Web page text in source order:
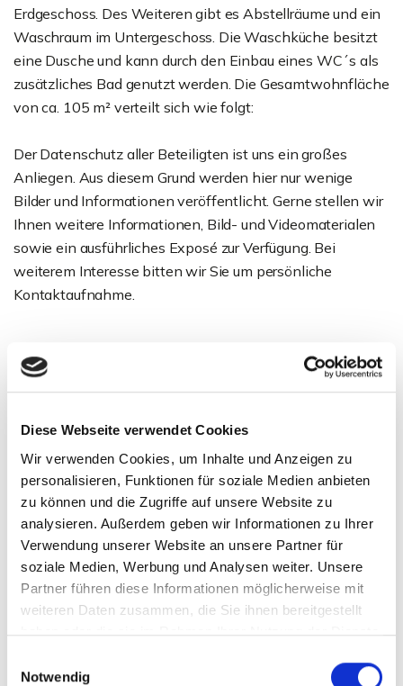
Diese Webseite verwendet Cookies
Wir verwenden Cookies, um Inhalte und Anzeigen zu
personalisieren, Funktionen für soziale Medien anbieten
zu können und die Zugriffe auf unsere Website zu
analysieren. Außerdem geben wir Informationen zu Ihrer
Verwendung unserer Website an unsere Partner für
soziale Medien, Werbung und Analysen weiter. Unsere
Partner führen diese Informationen möglicherweise mit
weiteren Daten zusammen, die Sie ihnen bereitgestellt
haben oder die sie im Rahmen Ihrer Nutzung der Dienste
Notwendig
Erdgeschoss. Des Weiteren gibt es Abstellräume und ein
Waschraum im Untergeschoss. Die Waschküche besitzt
eine Dusche und kann durch den Einbau eines WC´s als
zusätzliches Bad genutzt werden. Die Gesamtwohnfläche
von ca. 105 m² verteilt sich wie folgt:
Der Datenschutz aller Beteiligten ist uns ein großes
Anliegen. Aus diesem Grund werden hier nur wenige
Bilder und Informationen veröffentlicht. Gerne stellen wir
Ihnen weitere Informationen, Bild- und Videomaterialen
sowie ein ausführliches Exposé zur Verfügung. Bei
weiterem Interesse bitten wir Sie um persönliche
Kontaktaufnahme.
Ansprechpartner
Frau Sarah Zickler
Telefon: 00497121164419
Telefax: 00497121164444